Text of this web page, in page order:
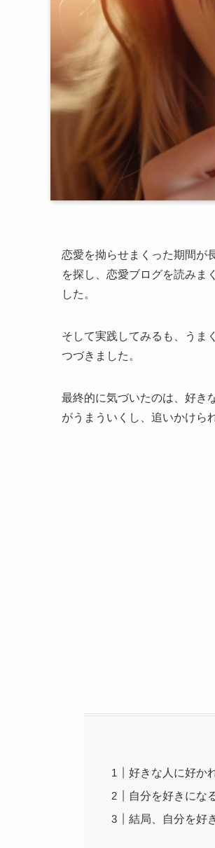
恋愛を拗らせまくった期間が
を探し、恋愛ブログを読みま
した。
そして実践してみるも、うま
つづきました。
最終的に気づいたのは、好き
がうまういくし、追いかけら
好きな人に好か
自分を好きにな
結局、自分を好